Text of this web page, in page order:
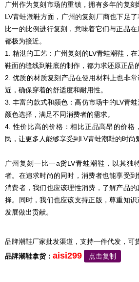
广州作为复刻 市场的重镇，拥有多年的复刻
LV青蛙潮鞋方面，广州的复刻 厂商也下足
比一的比例进行复刻，意味着它们与正品
都极为接近。
1. 精湛的工艺：广州复刻的LV青蛙潮鞋，
鞋面的缝线到鞋底的制作，都力求还原正品
2. 优质的材质复刻 产品在使用材料上也非
近，确保穿着的舒适度和耐用性。
3. 丰富的款式和颜色：高仿市场中的LV青
颜色选择，满足不同消费者的需求。
4. 性价比高的价格：相比正品高昂的价格
民，让更多人能够享受到LV青蛙潮鞋的时尚
广州复刻一比一a货LV青蛙潮鞋，以其独
者。在追求时尚的同时，消费者也能享受
消费者，我们也应该理性消费，了解产品
择。同时，我们也应该支持正版，尊重知
发展做出贡献。
品牌潮鞋厂家批发渠道，支持一件代发，可
品牌潮鞋拿货： aisi299 点击复制